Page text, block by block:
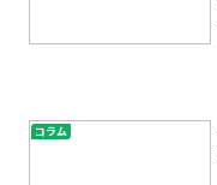
コラム